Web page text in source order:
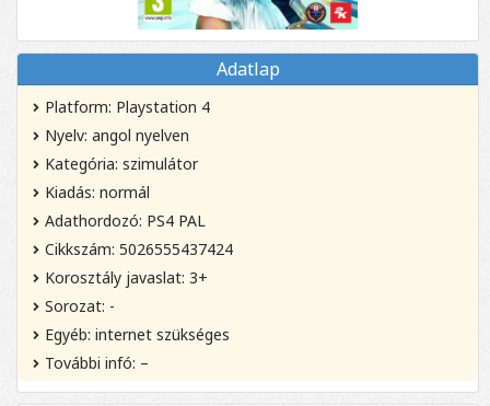
Adatlap
Platform: Playstation 4
Nyelv: angol nyelven
Kategória: szimulátor
Kiadás: normál
Adathordozó: PS4 PAL
Cikkszám: 5026555437424
Korosztály javaslat: 3+
Sorozat: -
Egyéb: internet szükséges
További infó: –